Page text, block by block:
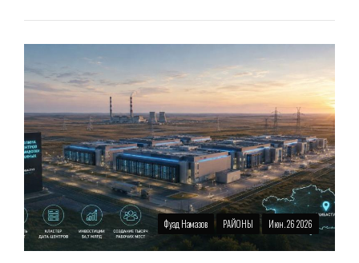
Фуад Намазов РАЙОНЫ Июн. 26 2026